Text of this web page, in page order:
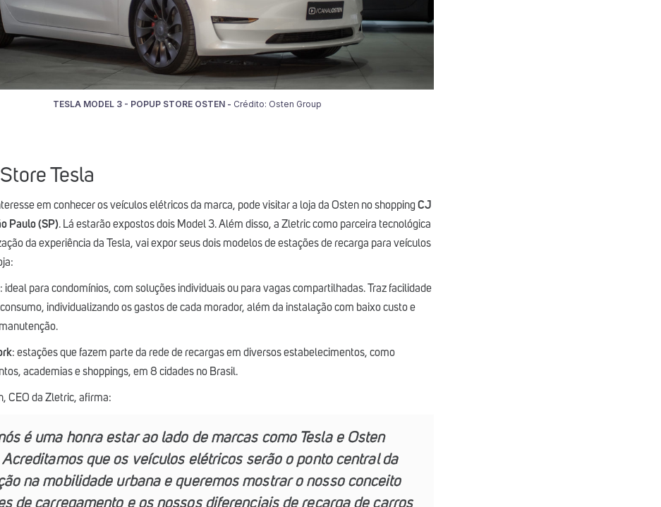
TESLA MODEL 3 - POPUP STORE OSTEN - Crédito: Osten Group
Tesla
em conhecer os veículos elétricos da marca, pode visitar a loja da Osten no shopping CJ
Paulo (SP). Lá estarão expostos dois Model 3. Além disso, a Zletric como parceira tecnológica
da experiência da Tesla, vai expor seus dois modelos de estações de recarga para veículos
: ideal para condomínios, com soluções individuais ou para vagas compartilhadas. Traz facilidade
individualizando os gastos de cada morador, além da instalação com baixo custo e
: estações que fazem parte da rede de recargas em diversos estabelecimentos, como
academias e shoppings, em 8 cidades no Brasil.
CEO da Zletric, afirma:
é uma honra estar ao lado de marcas como Tesla e Osten
Acreditamos que os veículos elétricos serão o ponto central da
na mobilidade urbana e queremos mostrar o nosso conceito
de carregamento e os nossos diferenciais de recarga de carros